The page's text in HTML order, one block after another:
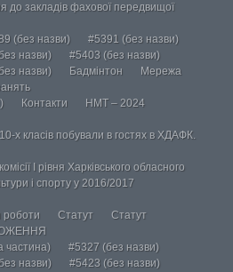
до закладів фахової передвищої
(без назви)
#5391 (без назви)
назви)
#5403 (без назви)
назви) Бадмінтон
Мережа
Контакти
НМТ – 2024
х класів побували в гостях в ХДАФК.
І рівня Харківського обласного
і спорту у 2016/2017
роботи Статут
Статут
частина)
#5327 (без назви)
назви)
#5423 (без назви)